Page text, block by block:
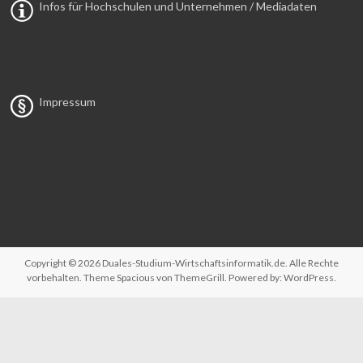
Infos für Hochschulen und Unternehmen / Mediadaten
Impressum
Copyright © 2026 Duales-Studium-Wirtschaftsinformatik.de. Alle Rechte
vorbehalten. ThemeSpacious von ThemeGrill. Powered by: WordPress.